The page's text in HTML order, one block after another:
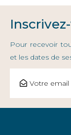
Pour recevoir
et les dates de